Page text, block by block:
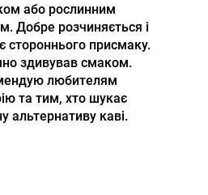
або рослинним
Добре розчиняється і
стороннього присмаку.
здивував смаком.
любителям
та тим, хто шукає
альтернативу каві.